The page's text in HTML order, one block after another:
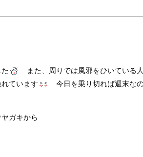
また、周りでは風邪をひいている
ています
今日を乗り切れば週末なの
ガキから